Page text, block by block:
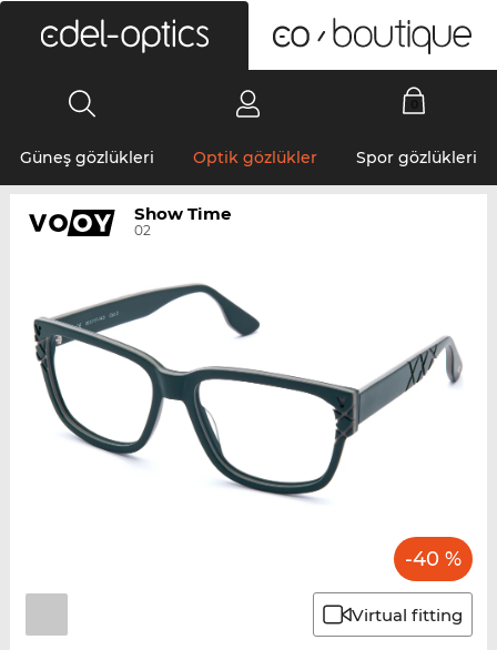
Güneş gözlükleri Optik gözlükler Spor gözlükleri
Show Time
02
-40 %
Virtual fitting